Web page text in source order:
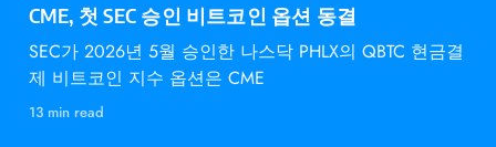
CME, 첫 SEC 승인 비트코인 옵션 동결
SEC가 2026년 5월 승인한 나스닥 PHLX의 QBTC 현금결
제 비트코인 지수 옵션은 CME
13 min read